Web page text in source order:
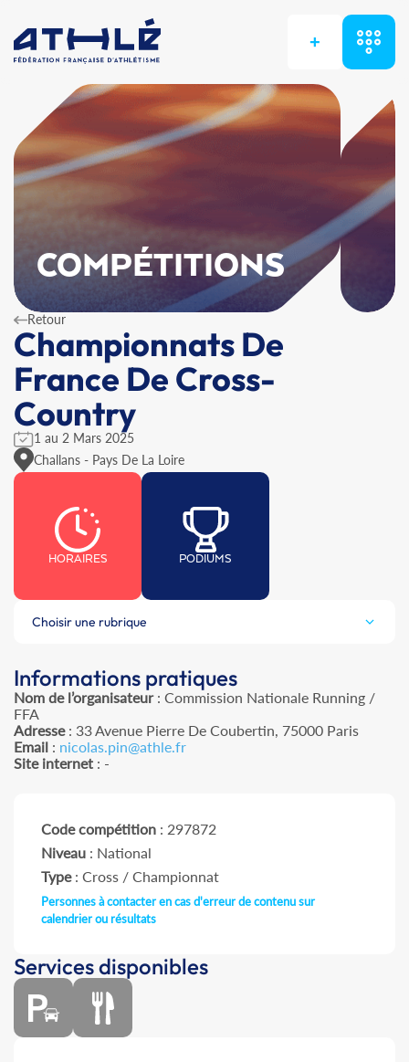
+
COMPÉTITIONS
Retour
Championnats De
France De Cross-
Country
1 au 2 Mars 2025
Challans - Pays De La Loire
HORAIRES PODIUMS
Choisir une rubrique
Informations pratiques
Nom de l’organisateur: Commission Nationale Running /
FFA
Adresse: 33 Avenue Pierre De Coubertin, 75000 Paris
Email : nicolas.pin@athle.fr
Site internet : -
Code compétition : 297872
Niveau : National
Type: Cross / Championnat
Personnes à contacter en cas d'erreur de contenu sur
calendrier ou résultats
Services disponibles